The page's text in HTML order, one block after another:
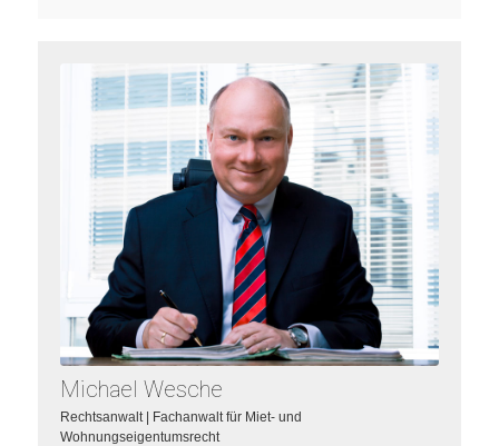
Zum Profil
Michael Wesche
Rechtsanwalt | Fachanwalt für Miet- und
Wohnungseigentumsrecht